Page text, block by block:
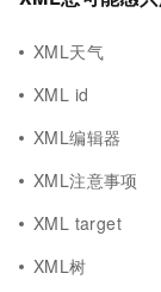
XML天气
XML id
XML编辑器
XML注意事项
XML target
XML树